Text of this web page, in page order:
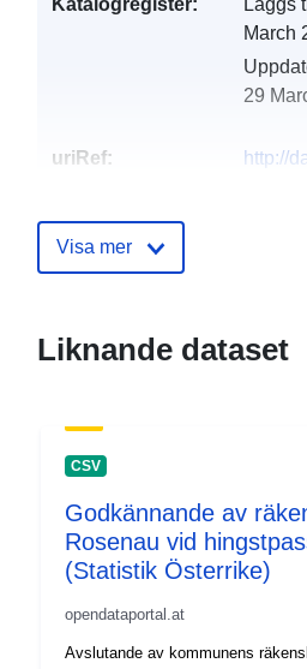
Katalogregister: Läggs
March
29
uriRef:
http://
Visa mer
Liknande dataset
CSV
Godkännande av
Rosenau vid
(Statistik Österrike)
opendataportal.at
Avslutande av kommunens